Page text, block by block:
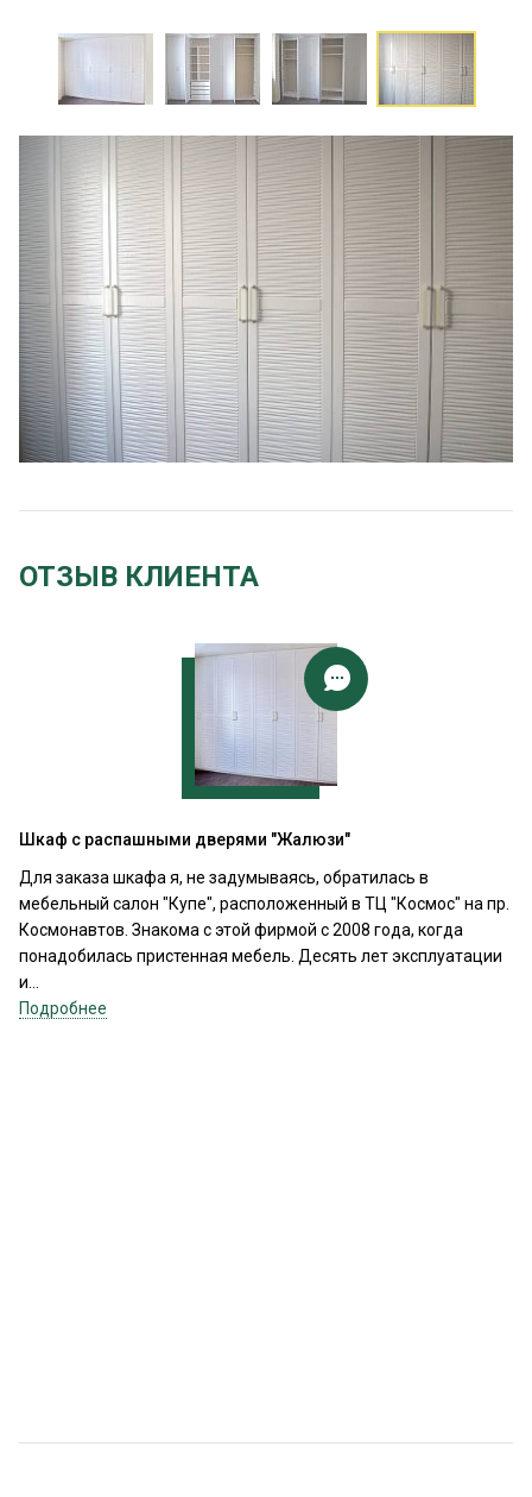
ОТЗЫВ КЛИЕНТА
Шкаф с распашными дверями "Жалюзи"
Для заказа шкафа я, не задумываясь, обратилась в
мебельный салон "Купе", расположенный в ТЦ "Космос" на пр.
Космонавтов. Знакома с этой фирмой с 2008 года, когда
понадобилась пристенная мебель. Десять лет эксплуатации
и...
Подробнее